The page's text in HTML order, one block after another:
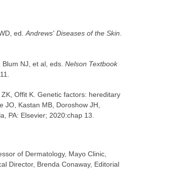
ed. Andrews' Diseases of the Skin
NJ, et al, eds. Nelson Textbook
Offit K. Genetic factors: hereditary
Kastan MB, Doroshow JH,
PA: Elsevier; 2020:chap 13.
of Dermatology, Mayo Clinic,
Director, Brenda Conaway, Editorial